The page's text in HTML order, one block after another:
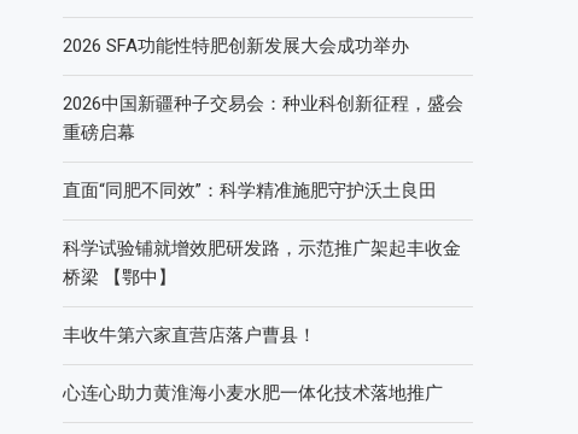
2026 SFA功能性特肥创新发展大会成功举办
2026中国新疆种子交易会：种业科创新征程，盛会
重磅启幕
直面“同肥不同效”：科学精准施肥守护沃土良田
科学试验铺就增效肥研发路，示范推广架起丰收金
桥梁 【鄂中】
丰收牛第六家直营店落户曹县！
心连心助力黄淮海小麦水肥一体化技术落地推广